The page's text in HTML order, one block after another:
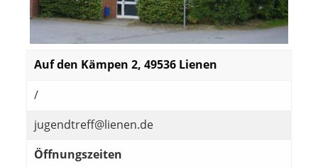
Auf den Kämpen 2, 49536 Lienen
/
jugendtreff@lienen.de
Öffnungszeiten